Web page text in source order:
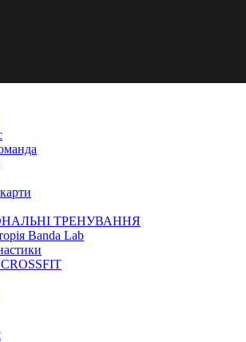
ТРЕНУВАННЯ
Banda Lab
CROSSFIT